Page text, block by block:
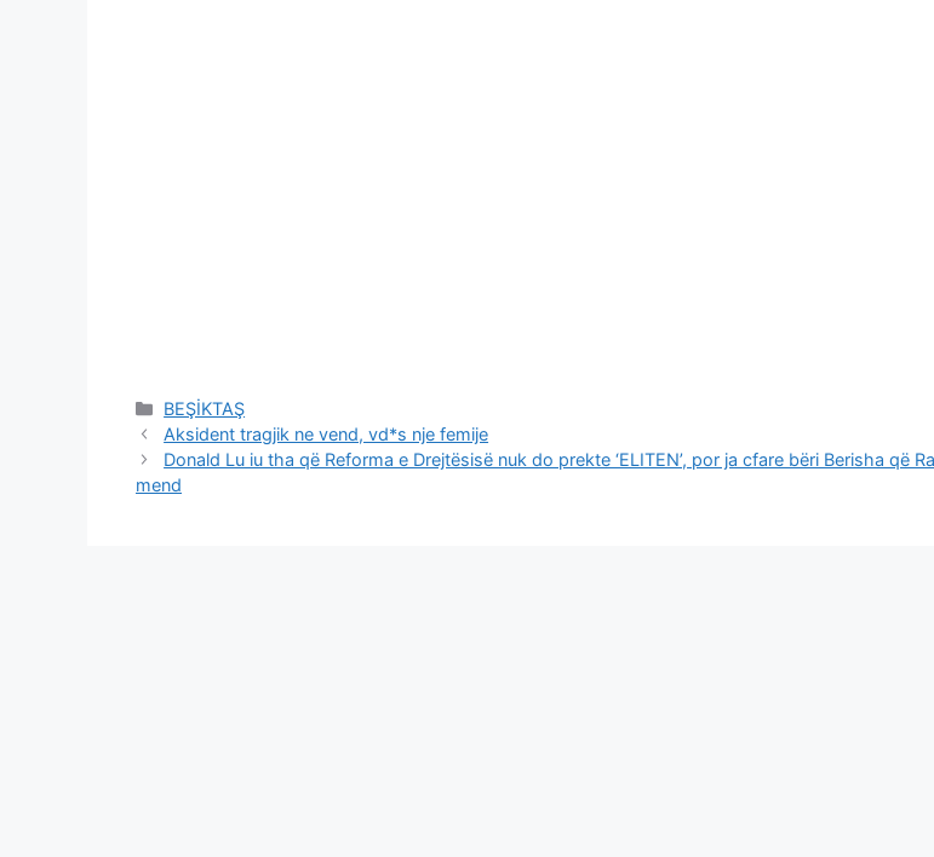
Categories
BEŞİKTAŞ
Aksident tragjik ne vend, vd*s nje femije
Donald Lu iu tha që Reforma e Drejtësisë nuk do prekte ‘ELITEN’, por ja cfare bëri Berisha që
mend